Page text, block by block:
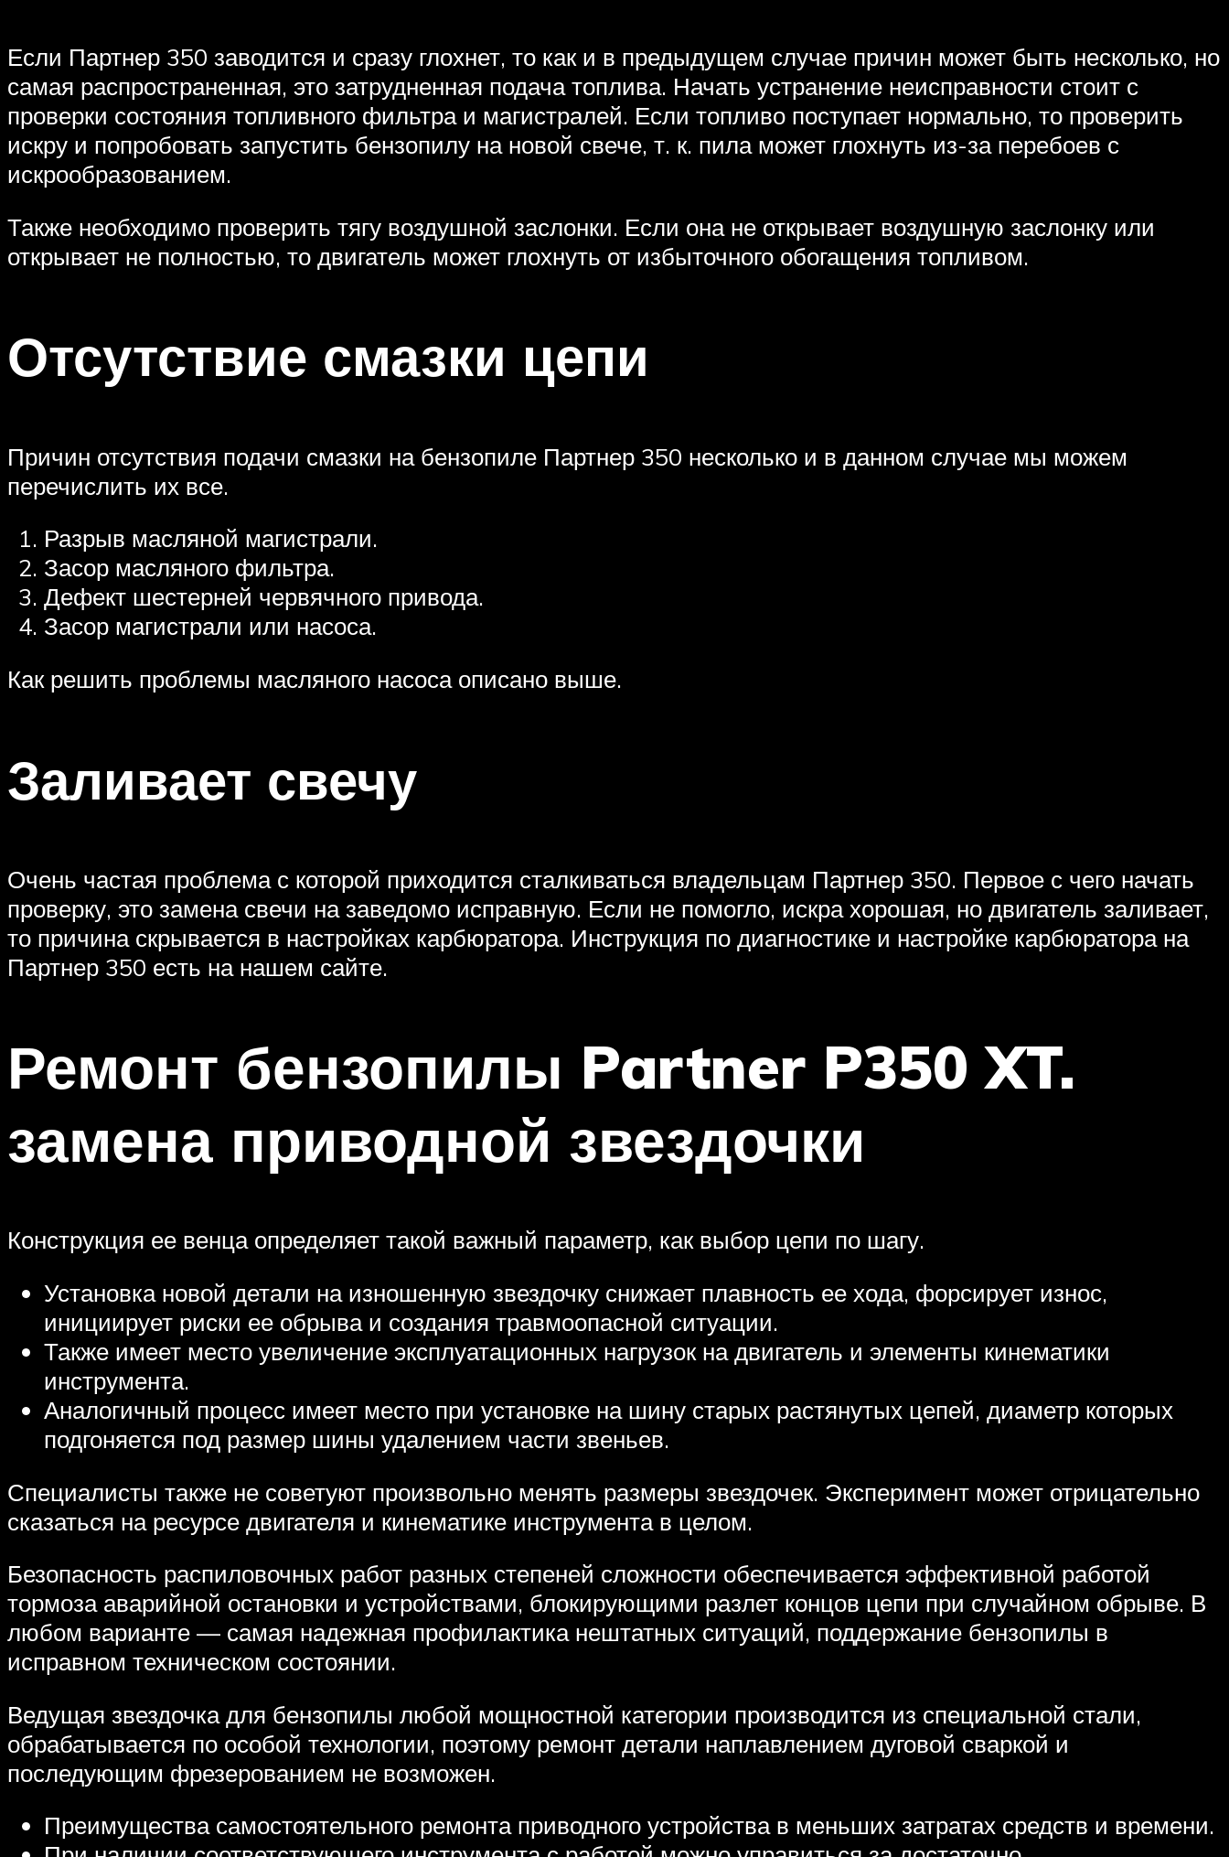
Если Партнер 350 заводится и сразу глохнет, то как и в предыдущем случае причин может быть несколько, но
самая распространенная, это затрудненная подача топлива. Начать устранение неисправности стоит с
проверки состояния топливного фильтра и магистралей. Если топливо поступает нормально, то проверить
искру и попробовать запустить бензопилу на новой свече, т. к. пила может глохнуть из-за перебоев с
искрообразованием.
Также необходимо проверить тягу воздушной заслонки. Если она не открывает воздушную заслонку или
открывает не полностью, то двигатель может глохнуть от избыточного обогащения топливом.
Отсутствие смазки цепи
Причин отсутствия подачи смазки на бензопиле Партнер 350 несколько и в данном случае мы можем
перечислить их все.
Разрыв масляной магистрали.
Засор масляного фильтра.
Дефект шестерней червячного привода.
Засор магистрали или насоса.
Как решить проблемы масляного насоса описано выше.
Заливает свечу
Очень частая проблема с которой приходится сталкиваться владельцам Партнер 350. Первое с чего начать
проверку, это замена свечи на заведомо исправную. Если не помогло, искра хорошая, но двигатель заливает,
то причина скрывается в настройках карбюратора. Инструкция по диагностике и настройке карбюратора на
Партнер 350 есть на нашем сайте.
Ремонт бензопилы Partner P350 XT.
замена приводной звездочки
Конструкция ее венца определяет такой важный параметр, как выбор цепи по шагу.
Установка новой детали на изношенную звездочку снижает плавность ее хода, форсирует износ,
инициирует риски ее обрыва и создания травмоопасной ситуации.
Также имеет место увеличение эксплуатационных нагрузок на двигатель и элементы кинематики
инструмента.
Аналогичный процесс имеет место при установке на шину старых растянутых цепей, диаметр которых
подгоняется под размер шины удалением части звеньев.
Специалисты также не советуют произвольно менять размеры звездочек. Эксперимент может отрицательно
сказаться на ресурсе двигателя и кинематике инструмента в целом.
Безопасность распиловочных работ разных степеней сложности обеспечивается эффективной работой
тормоза аварийной остановки и устройствами, блокирующими разлет концов цепи при случайном обрыве. В
любом варианте — самая надежная профилактика нештатных ситуаций, поддержание бензопилы в
исправном техническом состоянии.
Ведущая звездочка для бензопилы любой мощностной категории производится из специальной стали,
обрабатывается по особой технологии, поэтому ремонт детали наплавлением дуговой сваркой и
последующим фрезерованием не возможен.
Преимущества самостоятельного ремонта приводного устройства в меньших затратах средств и времени.